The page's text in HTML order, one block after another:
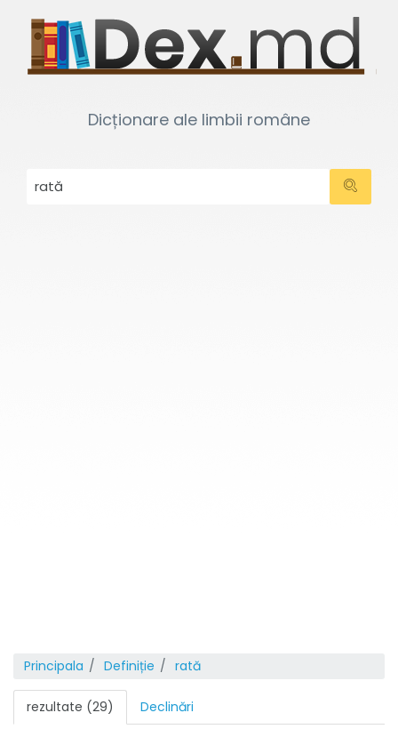
Dicționare ale limbii române
Principala Definiție rată
rezultate (29) Declinări